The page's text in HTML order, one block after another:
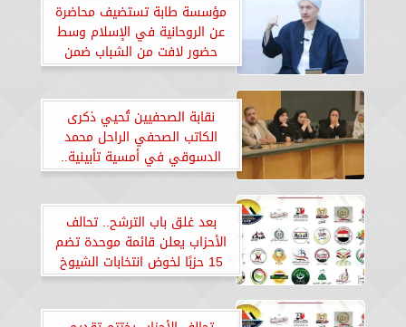
مؤسسة طابة تستضيف محاضرة
عن الروحانية في الإسلام وسط
حضور لافت من الشباب ضمن
مبادرة «تزكية وعمارة»
نقابة الصحفيين تُحيي ذكرى
الكاتب الصحفي الراحل محمد
الدسوقي في أمسية تأبينية..
«صور»
بعد غلق باب الترشح.. تحالف
الأحزاب يعلن قائمة موحدة تضم
15 حزبًا لخوض انتخابات الشيوخ
2025